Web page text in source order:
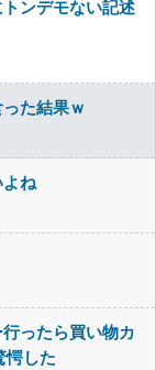
トンデモない記述
た結果ｗ
ね
ったら買い物カ
愕した